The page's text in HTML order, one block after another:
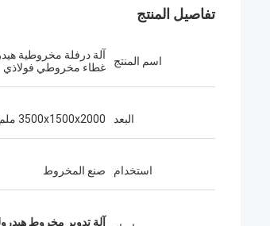
تفاصيل المنتج
اسم المنتج
غطاء مخروطي فولاذي
البعد 3500x1500x2000 ملم
استخدام صنع المخروط
آلة تدوير مخروط